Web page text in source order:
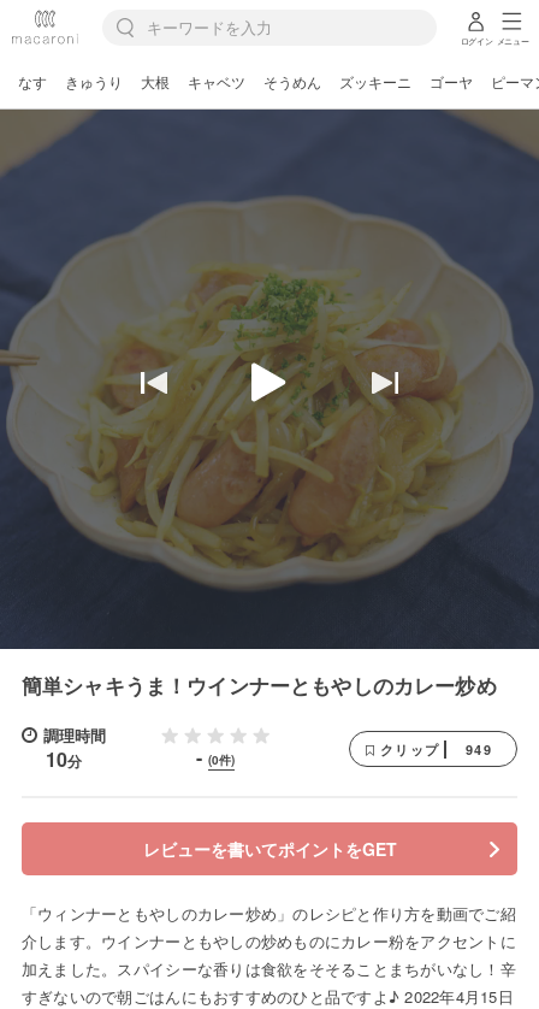
ログイン メニュー
なす きゅうり 大根 キャベツ そうめん ズッキーニ ゴーヤ ピーマ
簡単シャキうま！ウインナーともやしのカレー炒め
調理時間
10分 - (0件)
クリップ 949
レビューを書いてポイントをGET
「ウィンナーともやしのカレー炒め」のレシピと作り方を動画でご紹
介します。ウインナーともやしの炒めものにカレー粉をアクセントに
加えました。スパイシーな香りは食欲をそそることまちがいなし！辛
すぎないので朝ごはんにもおすすめのひと品ですよ♪ 2022年4月15日